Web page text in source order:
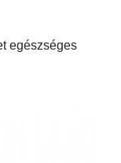
egészséges